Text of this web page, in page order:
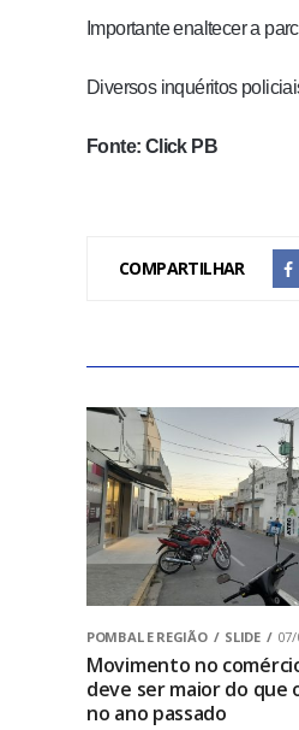
Importante enaltecer a
Diversos inquéritos
Fonte: Click PB
COMPARTILHAR
POMBAL E REGIÃO SLIDE 07/
Movimento no
deve ser maior do que
no ano passado